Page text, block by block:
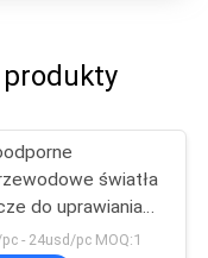
światła
do uprawiania
pieszej
- 24usd/pc MOQ:1